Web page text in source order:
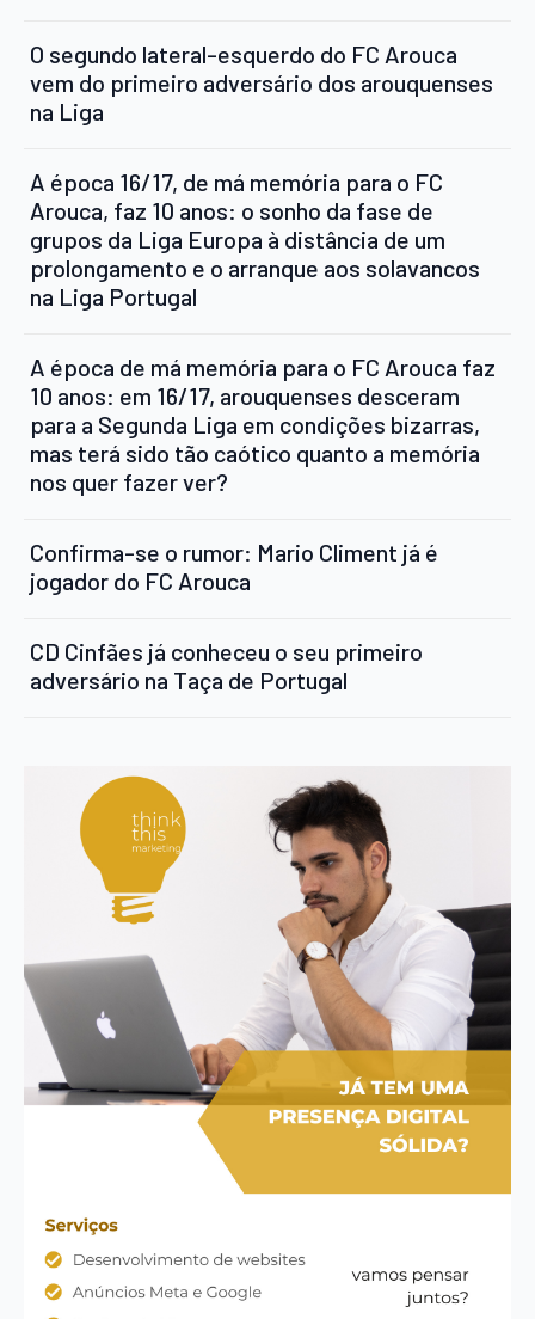
O segundo lateral-esquerdo do FC Arouca
vem do primeiro adversário dos arouquenses
na Liga
A época 16/17, de má memória para o FC
Arouca, faz 10 anos: o sonho da fase de
grupos da Liga Europa à distância de um
prolongamento e o arranque aos solavancos
na Liga Portugal
A época de má memória para o FC Arouca faz
10 anos: em 16/17, arouquenses desceram
para a Segunda Liga em condições bizarras,
mas terá sido tão caótico quanto a memória
nos quer fazer ver?
Confirma-se o rumor: Mario Climent já é
jogador do FC Arouca
CD Cinfães já conheceu o seu primeiro
adversário na Taça de Portugal